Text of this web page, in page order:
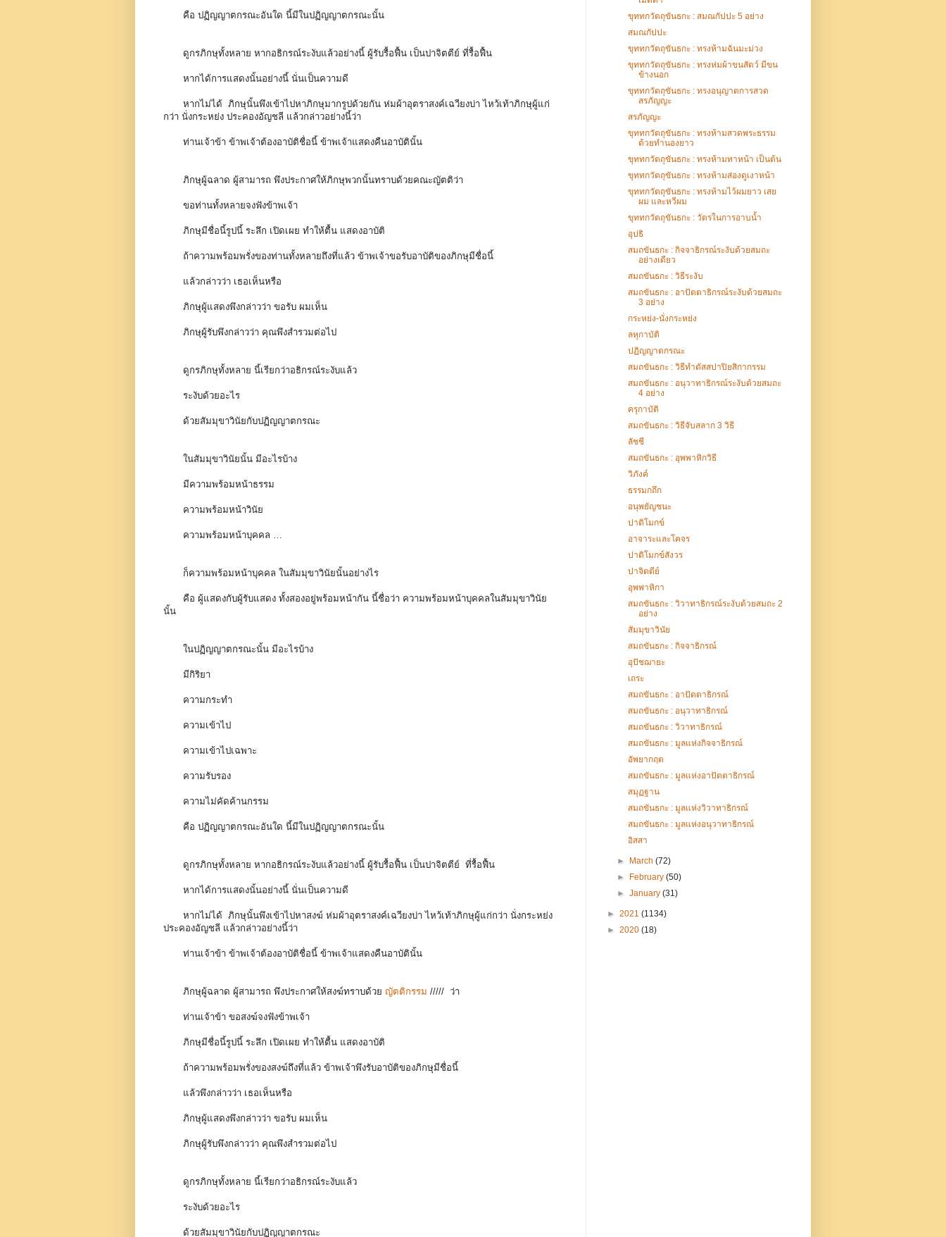
คือ ปฏิญญาตกรณะอันใด นี้มีในปฏิญญาตกรณะนั้น
ดูกรภิกษุทั้งหลาย หากอธิกรณ์ระงับแล้วอย่างนี้ ผู้รับรื้อฟื้น เป็นปาจิตตีย์ ที่รื้อฟื้น
หากได้การแสดงนั้นอย่างนี้ นั่นเป็นความดี
หากไม่ได้ ภิกษุนั้นพึงเข้าไปหาภิกษุมากรูปด้วยกัน ห่มผ้าอุตราสงค์เฉวียงบ่า ไหว้เท้าภิกษุผู้แก่
กว่า นั่งกระหย่ง ประคองอัญชลี แล้วกล่าวอย่างนี้ว่า
ท่านเจ้าข้า ข้าพเจ้าต้องอาบัติชื่อนี้ ข้าพเจ้าแสดงคืนอาบัตินั้น
ภิกษุผู้ฉลาด ผู้สามารถ พึงประกาศให้ภิกษุพวกนั้นทราบด้วยคณะญัตติว่า
ขอท่านทั้งหลายจงฟังข้าพเจ้า
ภิกษุมีชื่อนี้รูปนี้ ระลึก เปิดเผย ทำให้ตื้น แสดงอาบัติ
ถ้าความพร้อมพรั่งของท่านทั้งหลายถึงที่แล้ว ข้าพเจ้าขอรับอาบัติของภิกษุมีชื่อนี้
แล้วกล่าวว่า เธอเห็นหรือ
ภิกษุผู้แสดงพึงกล่าวว่า ขอรับ ผมเห็น
ภิกษุผู้รับพึงกล่าวว่า คุณพึงสำรวมต่อไป
ดูกรภิกษุทั้งหลาย นี้เรียกว่าอธิกรณ์ระงับแล้ว
ระงับด้วยอะไร
ด้วยสัมมุขาวินัยกับปฏิญญาตกรณะ
ในสัมมุขาวินัยนั้น มีอะไรบ้าง
มีความพร้อมหน้าธรรม
ความพร้อมหน้าวินัย
ความพร้อมหน้าบุคคล …
ก็ความพร้อมหน้าบุคคล ในสัมมุขาวินัยนั้นอย่างไร
คือ ผู้แสดงกับผู้รับแสดง ทั้งสองอยู่พร้อมหน้ากัน นี้ชื่อว่า ความพร้อมหน้าบุคคลในสัมมุขาวินัย
นั้น
ในปฏิญญาตกรณะนั้น มีอะไรบ้าง
มีกิริยา
ความกระทำ
ความเข้าไป
ความเข้าไปเฉพาะ
ความรับรอง
ความไม่คัดค้านกรรม
คือ ปฏิญญาตกรณะอันใด นี้มีในปฏิญญาตกรณะนั้น
ดูกรภิกษุทั้งหลาย หากอธิกรณ์ระงับแล้วอย่างนี้ ผู้รับรื้อฟื้น เป็นปาจิตตีย์ ที่รื้อฟื้น
หากได้การแสดงนั้นอย่างนี้ นั่นเป็นความดี
หากไม่ได้ ภิกษุนั้นพึงเข้าไปหาสงฆ์ ห่มผ้าอุตราสงค์เฉวียงบ่า ไหว้เท้าภิกษุผู้แก่กว่า นั่งกระหย่ง
ประคองอัญชลี แล้วกล่าวอย่างนี้ว่า
ท่านเจ้าข้า ข้าพเจ้าต้องอาบัติชื่อนี้ ข้าพเจ้าแสดงคืนอาบัตินั้น
ภิกษุผู้ฉลาด ผู้สามารถ พึงประกาศให้สงฆ์ทราบด้วย ญัตติกรรม ///// ว่า
ท่านเจ้าข้า ขอสงฆ์จงฟังข้าพเจ้า
ภิกษุมีชื่อนี้รูปนี้ ระลึก เปิดเผย ทำให้ตื้น แสดงอาบัติ
ถ้าความพร้อมพรั่งของสงฆ์ถึงที่แล้ว ข้าพเจ้าพึงรับอาบัติของภิกษุมีชื่อนี้
แล้วพึงกล่าวว่า เธอเห็นหรือ
ภิกษุผู้แสดงพึงกล่าวว่า ขอรับ ผมเห็น
ภิกษุผู้รับพึงกล่าวว่า คุณพึงสำรวมต่อไป
ดูกรภิกษุทั้งหลาย นี้เรียกว่าอธิกรณ์ระงับแล้ว
ระงับด้วยอะไร
ด้วยสัมมุขาวินัยกับปฏิญญาตกรณะ
ขุททกวัตถุขันธกะ : สมณกัปปะ 5 อย่าง
สมณกัปปะ
ขุททกวัตถุขันธกะ : ทรงห้ามฉันมะม่วง
ขุททกวัตถุขันธกะ : ทรงห่มผ้าขนสัตว์ มีขน
ข้างนอก
ขุททกวัตถุขันธกะ : ทรงอนุญาตการสวด
สรภัญญะ
สรภัญญะ
ขุททกวัตถุขันธกะ : ทรงห้ามสวดพระธรรม
ด้วยทำนองยาว
ขุททกวัตถุขันธกะ : ทรงห้ามทาหน้า เป็นต้น
ขุททกวัตถุขันธกะ : ทรงห้ามส่องดูเงาหน้า
ขุททกวัตถุขันธกะ : ทรงห้ามไว้ผมยาว เสย
ผม และหวีผม
ขุททกวัตถุขันธกะ : วัตรในการอาบน้ำ
อุปธิ
สมถขันธกะ : กิจจาธิกรณ์ระงับด้วยสมถะ
อย่างเดียว
สมถขันธกะ : วิธีระงับ
สมถขันธกะ : อาปัตตาธิกรณ์ระงับด้วยสมถะ
3 อย่าง
กระหย่ง-นั่งกระหย่ง
ลหุกาบัติ
ปฏิญญาตกรณะ
สมถขันธกะ : วิธีทำตัสสปาปิยสิกากรรม
สมถขันธกะ : อนุวาทาธิกรณ์ระงับด้วยสมถะ
4 อย่าง
ครุกาบัติ
สมถขันธกะ : วิธีจับสลาก 3 วิธี
ลัชชี
สมถขันธกะ : อุพพาหิกวิธี
วิภังค์
ธรรมกถึก
อนุพยัญชนะ
ปาติโมกข์
อาจาระและโคจร
ปาติโมกข์สังวร
ปาจิตตีย์
อุพพาหิกา
สมถขันธกะ : วิวาทาธิกรณ์ระงับด้วยสมถะ 2
อย่าง
สัมมุขาวินัย
สมถขันธกะ : กิจจาธิกรณ์
อุปัชฌายะ
เถระ
สมถขันธกะ : อาปัตตาธิกรณ์
สมถขันธกะ : อนุวาทาธิกรณ์
สมถขันธกะ : วิวาทาธิกรณ์
สมถขันธกะ : มูลแห่งกิจจาธิกรณ์
อัพยากฤต
สมถขันธกะ : มูลแห่งอาปัตตาธิกรณ์
สมุฏฐาน
สมถขันธกะ : มูลแห่งวิวาทาธิกรณ์
สมถขันธกะ : มูลแห่งอนุวาทาธิกรณ์
อิสสา
► March(72)
►
February(50)
►January(31)
► 2021 (1134)
► 2020 (18)